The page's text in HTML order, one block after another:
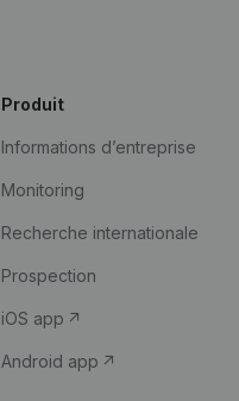
Produit
Informations d’entreprise
Monitoring
Recherche internationale
Prospection
iOS app
Android app